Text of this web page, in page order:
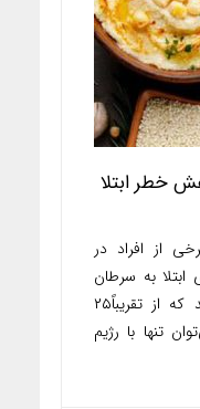
خطر ابتلا
از افراد در
به سرطان
هستند، تحقیقات نشان می‌دهد که از تقریباً۲۵
تنها با رژیم